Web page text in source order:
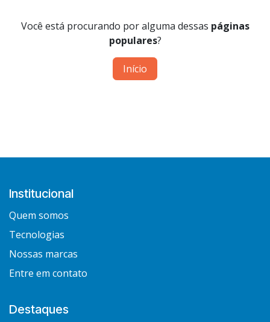
Você está procurando por alguma dessas páginas
populares?
Início
Institucional
Quem somos
Tecnologias
Nossas marcas
Entre em contato
Destaques